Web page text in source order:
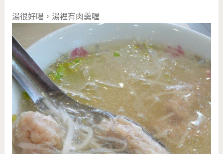
湯很好喝，湯裡有肉羹喔